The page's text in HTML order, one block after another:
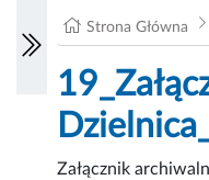
Strona Główna
Załącznik